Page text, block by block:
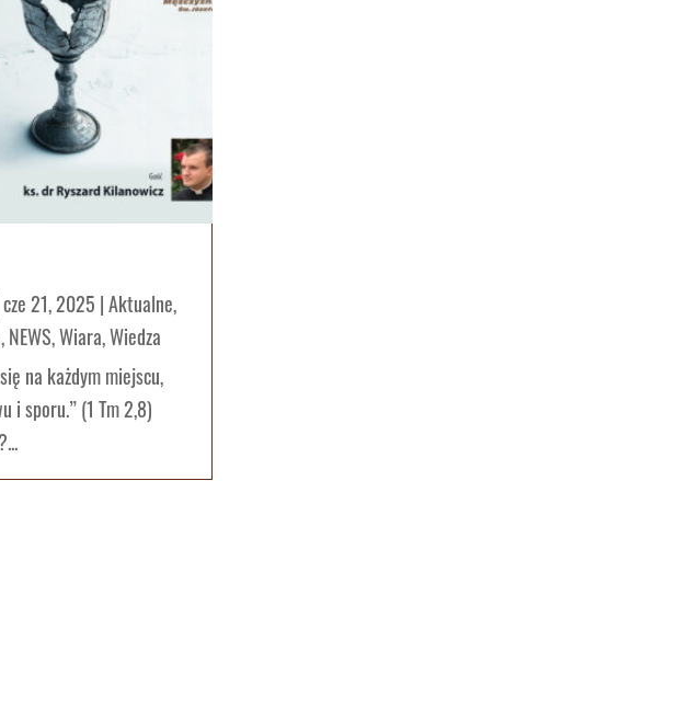
cze 21, 2025 |Aktualne,
,NEWS,Wiara,Wiedza
na każdym miejscu,
i sporu.” (1 Tm 2,8)